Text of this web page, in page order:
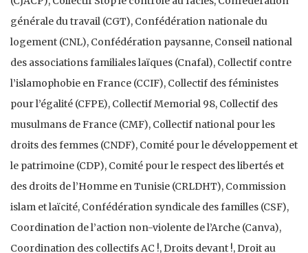
générale du travail (CGT), Confédération nationale du
logement (CNL), Confédération paysanne, Conseil national
des associations familiales laïques (Cnafal), Collectif contre
l’islamophobie en France (CCIF), Collectif des féministes
pour l’égalité (CFPE), Collectif Memorial 98, Collectif des
musulmans de France (CMF), Collectif national pour les
droits des femmes (CNDF), Comité pour le développement et
le patrimoine (CDP), Comité pour le respect des libertés et
des droits de l’Homme en Tunisie (CRLDHT), Commission
islam et laïcité, Confédération syndicale des familles (CSF),
Coordination de l’action non-violente de l’Arche (Canva),
Coordination des collectifs AC !, Droits devant !, Droit au